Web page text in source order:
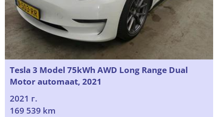
Tesla 3 Model 75kWh AWD Long Range Dual
Motor automaat, 2021
2021 г.
169 539 km